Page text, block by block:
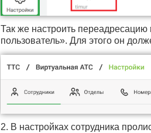
Так же настроить
пользователь». Для этого он
2. В настройках сотрудника